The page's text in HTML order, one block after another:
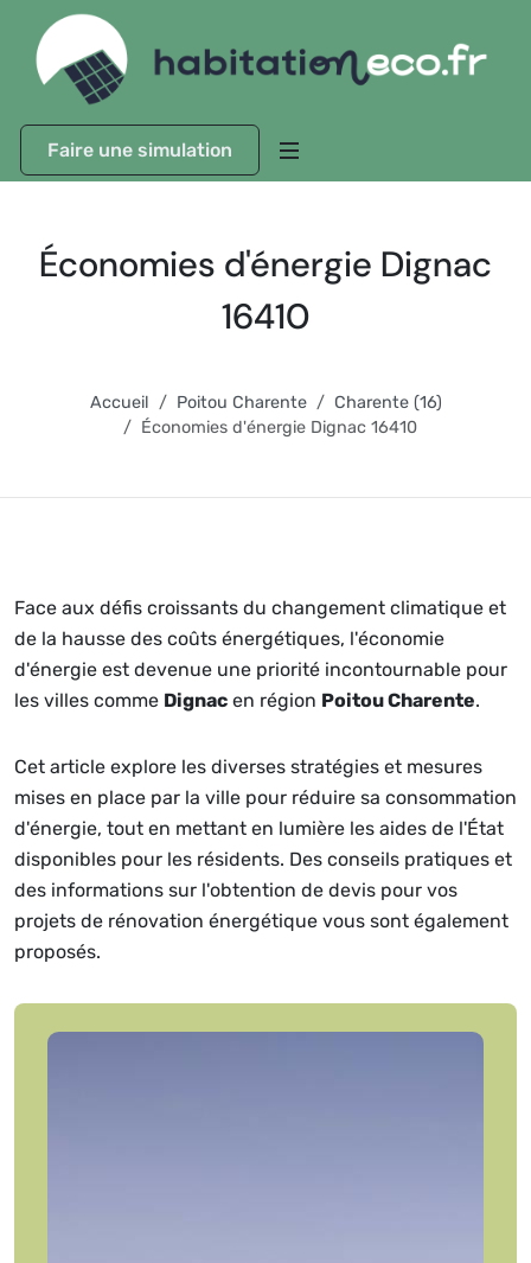
Faire une simulation
Économies d'énergie Dignac
16410
Accueil Poitou Charente
Charente (16)
Économies d'énergie Dignac 16410
Face aux défis croissants du changement climatique et
de la hausse des coûts énergétiques, l'économie
d'énergie est devenue une priorité incontournable pour
les villes comme Dignac en région Poitou Charente.
Cet article explore les diverses stratégies et mesures
mises en place par la ville pour réduire sa consommation
d'énergie, tout en mettant en lumière les aides de l'État
disponibles pour les résidents. Des conseils pratiques et
des informations sur l'obtention de devis pour vos
projets de rénovation énergétique vous sont également
proposés.